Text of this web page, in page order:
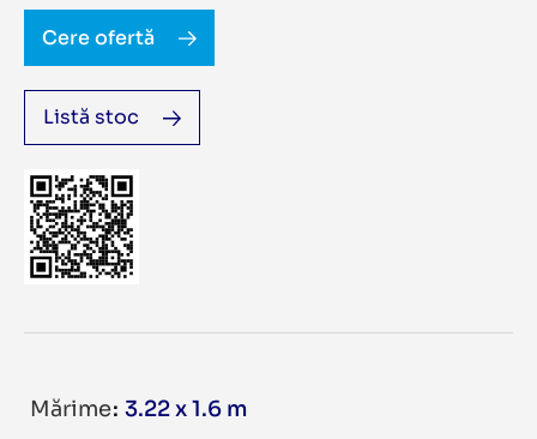
Cere ofertă
Listă stoc
Mărime 3.22 x 1.6 m